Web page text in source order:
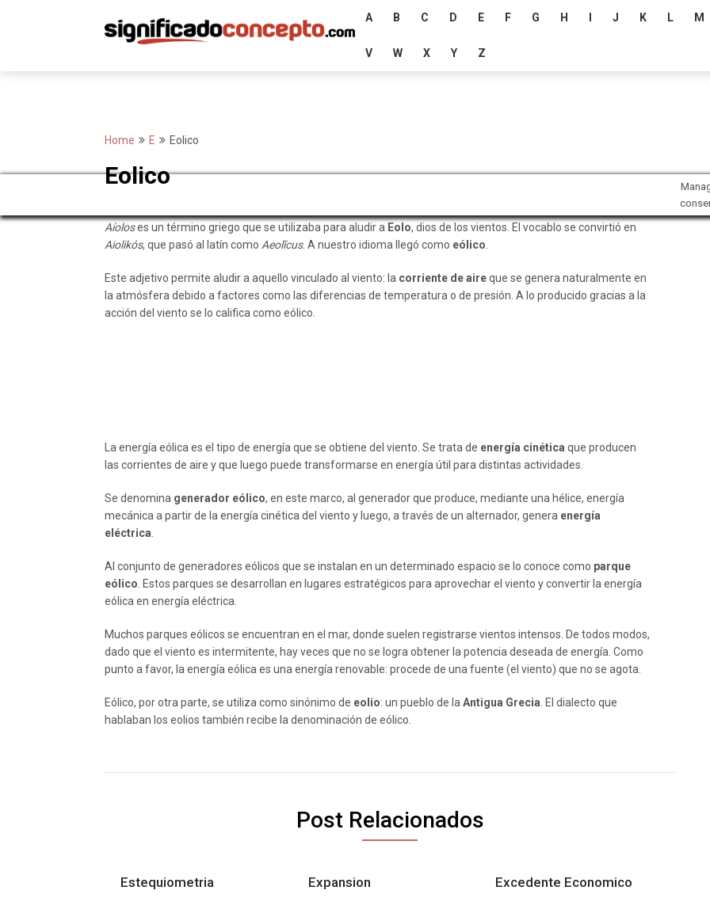
A B C D E F G H J K L M
V W X Y Z
Home E Eolico
Eolico
Aíoloses un término griego que se utilizaba para aludir a Eolo, dios de los vientos. El vocablo se convirtió en
Aiolikós, que pasó al latín como Aeolĭcus. A nuestro idioma llegó como eólico
Este adjetivo permite aludir a aquello vinculado al viento: la corriente de aireque se genera naturalmente en
la atmósfera debido a factores como las diferencias de temperatura o de presión. A lo producido gracias a la
acción del viento se lo califica como eólico.
La energía eólica es el tipo de energía que se obtiene del viento. Se trata de energía cinética que producen
las corrientes de aire y que luego puede transformarse en energía útil para distintas actividades.
Se denomina generador eólico, en este marco, al generador que produce, mediante una hélice, energía
mecánica a partir de la energía cinética del viento y luego, a través de un alternador, genera energía
eléctrica
Al conjunto de generadores eólicos que se instalan en un determinado espacio se lo conoce como parque
eólico . Estos parques se desarrollan en lugares estratégicos para aprovechar el viento y convertir la energía
eólica en energía eléctrica.
Muchos parques eólicos se encuentran en el mar, donde suelen registrarse vientos intensos. De todos modos,
dado que el viento es intermitente, hay veces que no se logra obtener la potencia deseada de energía. Como
punto a favor, la energía eólica es una energía renovable: procede de una fuente (el viento) que no se agota.
Eólico, por otra parte, se utiliza como sinónimo de eolio: un pueblo de la Antigua Grecia . El dialecto que
hablaban los eolios también recibe la denominación de eólico.
Post Relacionados
Estequiometria Expansion Excedente Economico